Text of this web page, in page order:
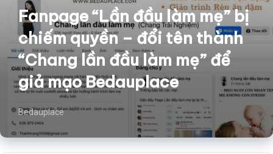
Fanpage “Lần đầu làm mẹ” bị
chiếm quyền – đổi tên thành
“Chang lần đầu làm mẹ” để
giả mạo Bedauplace
Bedauplace